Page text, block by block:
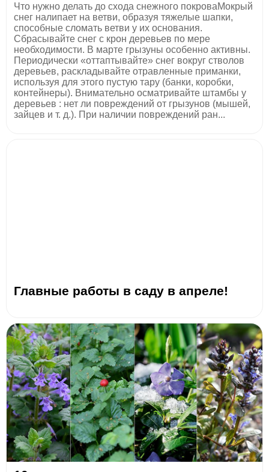
Что нужно делать до схода снежного покроваМокрый
снег налипает на ветви, образуя тяжелые шапки,
способные сломать ветви у их основания.
Сбрасывайте снег с крон деревьев по мере
необходимости. В марте грызуны особенно активны.
Периодически «оттаптывайте» снег вокруг стволов
деревьев, раскладывайте отравленные приманки,
используя для этого пустую тару (банки, коробки,
контейнеры). Внимательно осматривайте штамбы у
деревьев : нет ли повреждений от грызунов (мышей,
зайцев и т. д.). При наличии повреждений ран...
Главные работы в саду в апреле!